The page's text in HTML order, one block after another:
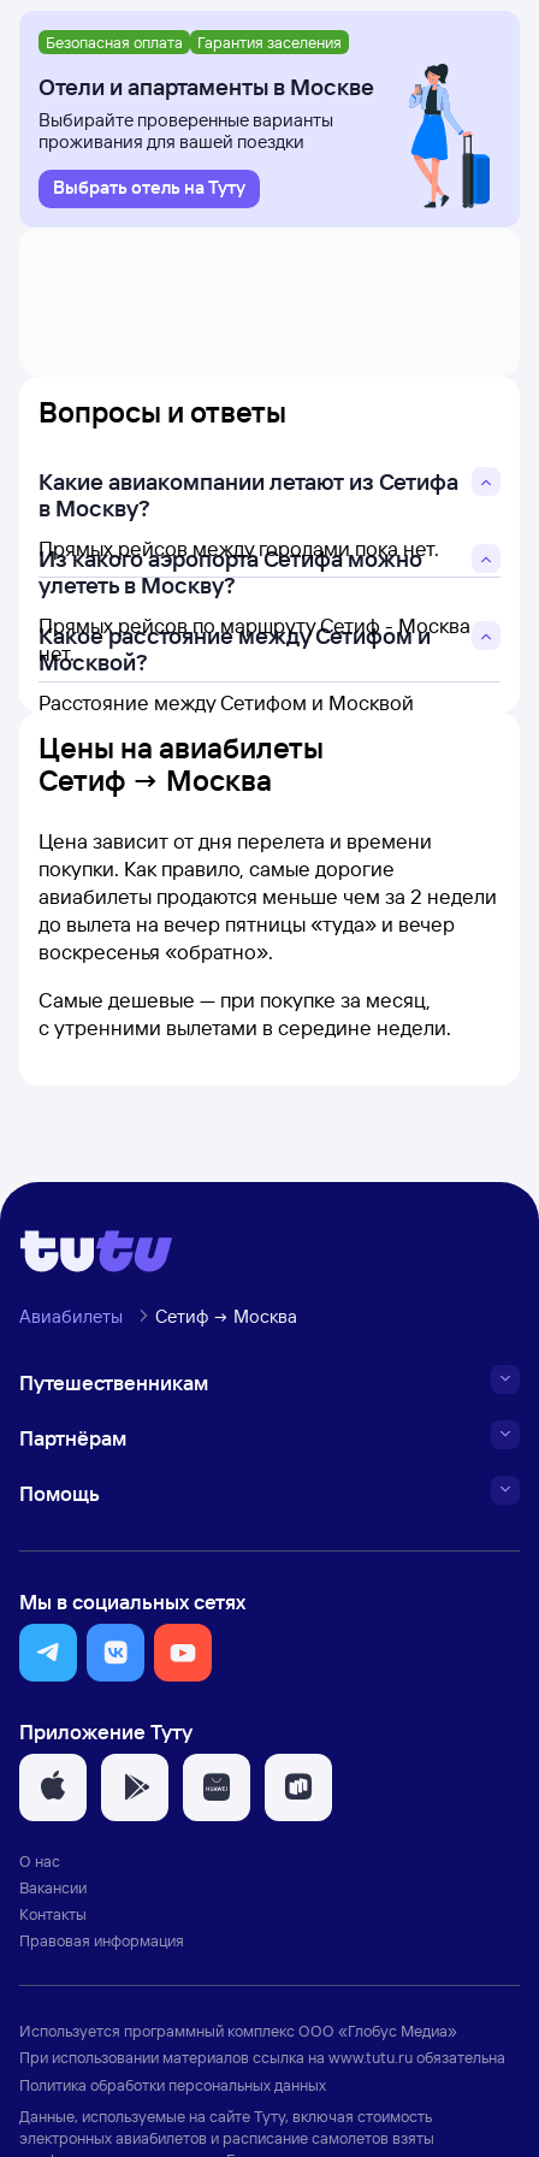
Безопасная оплата Гарантия заселения
Отели и апартаменты в Москве
Выбирайте проверенные варианты
проживания для вашей поездки
Выбрать отель на Туту
Вопросы и ответы
Какие авиакомпании летают из Сетифа
в Москву?
Прямых рейсов между городами пока нет.
Из какого аэропорта Сетифа можно
улететь в Москву?
Прямых рейсов по маршруту Сетиф - Москва
нет.
Какое расстояние между Сетифом и
Москвой?
Расстояние между Сетифом и Москвой
Цены на авиабилеты
Сетиф → Москва
Цена зависит от дня перелета и времени
покупки. Как правило, самые дорогие
авиабилеты продаются меньше чем за 2 недели
до вылета на вечер пятницы «туда» и вечер
воскресенья «обратно».
Самые дешевые — при покупке за месяц,
с утренними вылетами в середине недели.
Авиабилеты Сетиф Москва
Путешественникам
Партнёрам
Помощь
Мы в социальных сетях
Приложение Туту
О нас
Вакансии
Контакты
Правовая информация
Используется программный комплексООО «Глобус Медиа»
При использовании материалов ссылка на www.tutu.ruобязательна
Политика обработки персональных данных
Данные, используемые на сайте Туту, включая стоимость
электронных авиабилетов и расписание самолетов взяты